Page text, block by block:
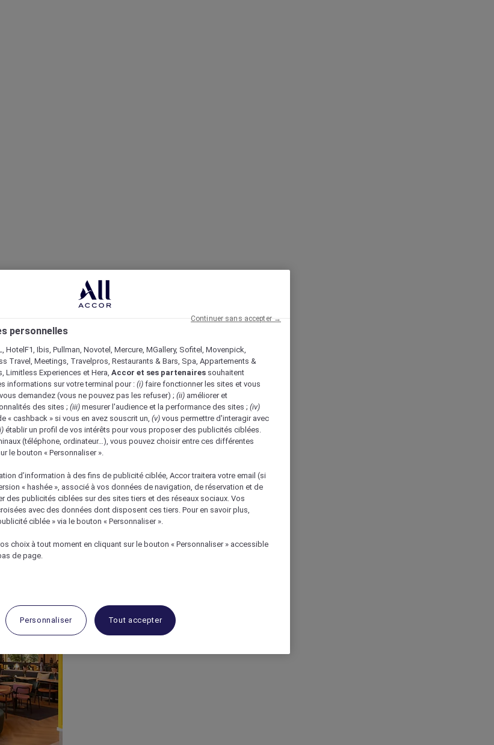
personnelles
HotelF1, Ibis, Pullman, Novotel, Mercure, MGallery, Sofitel, Movenpick,
Travel, Meetings, Travelpros, Restaurants & Bars, Spa, Appartements &
Limitless Experiences et Hera, Accor et ses partenaires souhaitent
informations sur votre terminal pour : (i) faire fonctionner les sites et vous
demandez (vous ne pouvez pas les refuser) ; (ii) améliorer et
des sites ; (iii) mesurer l'audience et la performance des sites ; (iv)
« cashback » si vous en avez souscrit un, (v) vous permettre d'interagir avec
établir un profil de vos intérêts pour vous proposer des publicités ciblées.
(téléphone, ordinateur…), vous pouvez choisir entre ces différentes
le bouton « Personnaliser ».
d’information à des fins de publicité ciblée, Accor traitera votre email (si
« hashée », associé à vos données de navigation, de réservation et de
des publicités ciblées sur des sites tiers et des réseaux sociaux. Vos
avec des données dont disposent ces tiers. Pour en savoir plus,
ciblée » via le bouton « Personnaliser ».
choix à tout moment en cliquant sur le bouton « Personnaliser » accessible
de page.
Personnaliser Tout accepter
Continuer sans accepter →